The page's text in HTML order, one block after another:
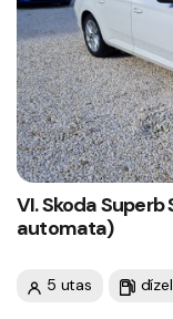
VI. Skoda Superb
automata)
5 utas dízel